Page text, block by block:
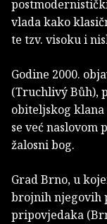
vlada kako
te tzv. visoku i
Godine 2000.
(Truchlivý Bůh),
obiteljskog
se već naslovom
žalosni bog.
Grad Brno, u
brojnih njegovih
pripovjedaka